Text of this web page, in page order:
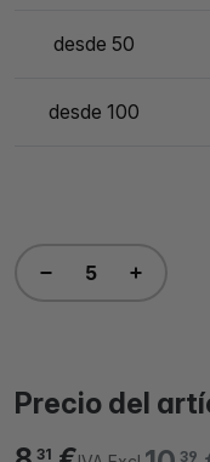
desde 50
desde 100
Precio del
39
31